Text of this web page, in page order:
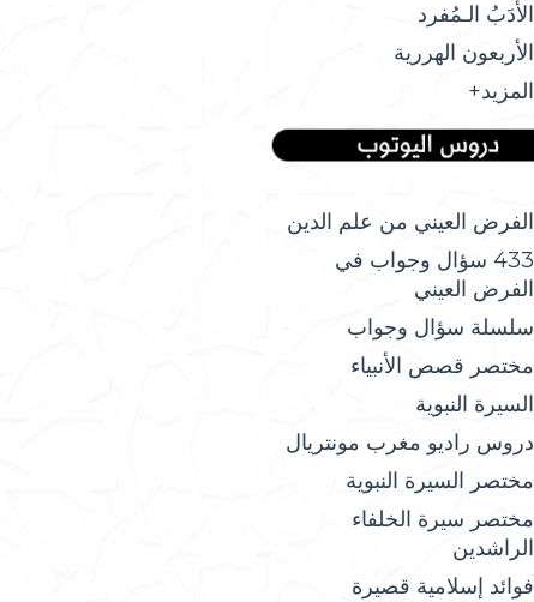
الأَدَبُ الـمُفرد
الأربعون الهررية
المزيد+
الفرض العيني من علم الدين
433 سؤال وجواب في
الفرض العيني
سلسلة سؤال وجواب
مختصر قصص الأنبياء
السيرة النبوية
دروس راديو مغرب مونتريال
مختصر السيرة النبوية
مختصر سيرة الخلفاء
الراشدين
فوائد إسلامية قصيرة